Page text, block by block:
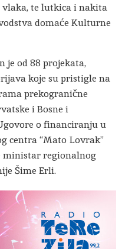
te lutkica i nakita
domaće Kulturne
je od 88 projekata,
koje su pristigle na
prekogranične
i Bosne i
o financiranju u
centra “Mato Lovrak”
ministar regionalnog
Šime Erli.